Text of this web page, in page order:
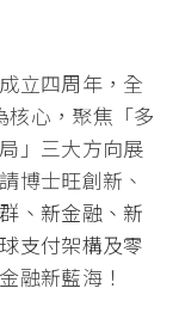
立四周年，全
核心，聚焦「多
」三大方向展
博士旺創新、
、新金融、新
支付架構及零
融新藍海！